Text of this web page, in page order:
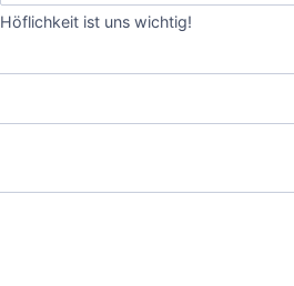
Höflichkeit ist uns wichtig!